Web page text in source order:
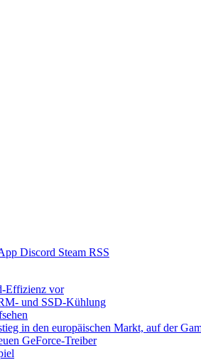
Discord Steam RSS
Effizienz vor
und SSD-Kühlung
in den europäischen Markt, auf der
GeForce-Treiber